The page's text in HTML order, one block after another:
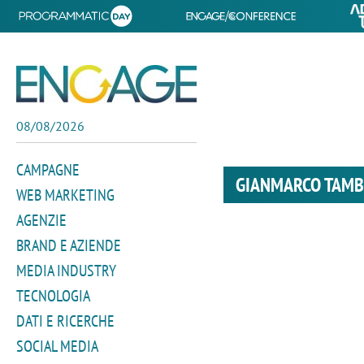
08/08/2026
CAMPAGNE
WEB MARKETING
AGENZIE
BRAND E AZIENDE
MEDIA INDUSTRY
TECNOLOGIA
DATI E RICERCHE
SOCIAL MEDIA
GIANMARCO